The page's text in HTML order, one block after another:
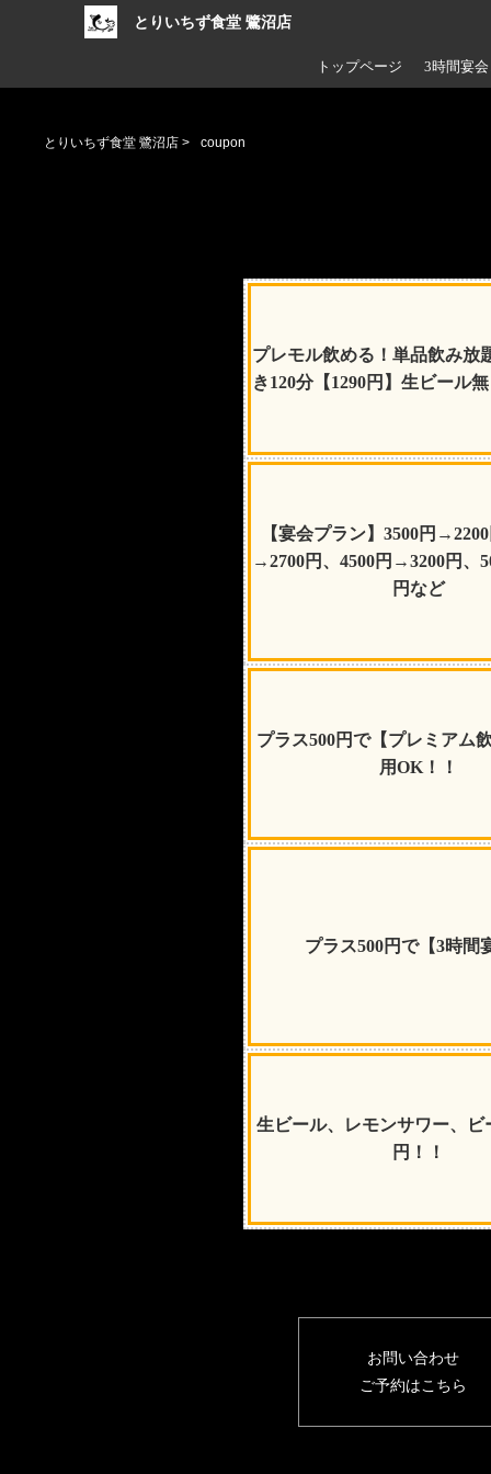
とりいちず食堂 鷺沼店
トップページ 3時間宴
とりいちず食堂 鷺沼店 > coupon
プレモル飲める！単品飲み放
き120分【1290円】生ビール
【宴会プラン】3500円
→2700円、4500円→3200円、
円など
プラス500円で【プレミアム
用OK！！
プラス500円で【3時間
生ビール、レモンサワー、ビ
円！！
お問い合わせ
ご予約はこちら